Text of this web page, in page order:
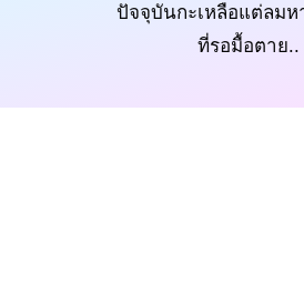
ปัจจุบันกะเหลือแต่ลมห
ที่รอมื้อตาย..